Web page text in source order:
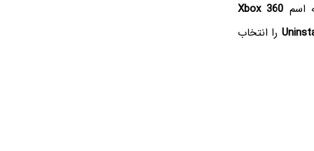
اسم Xbox 360
را انتخاب